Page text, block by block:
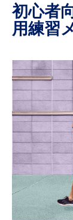
初心者
用練習